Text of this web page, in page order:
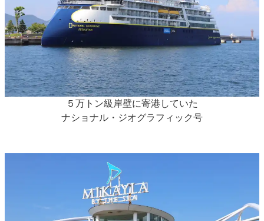
５万トン級岸壁に寄港していた
ナショナル・ジオグラフィック号